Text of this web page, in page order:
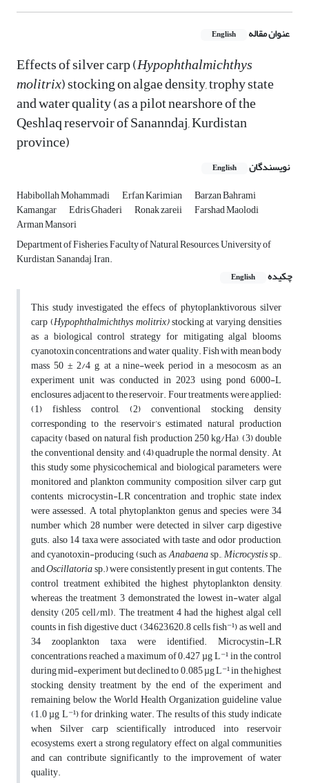
عنوان مقاله English
Effects of silver carp (Hypophthalmichthys
molitrix) stocking on algae density, trophy state
and water quality (as a pilot nearshore of the
Qeshlaq reservoir of Sananndaj, Kurdistan
province)
نویسندگان English
Habibollah Mohammadi Erfan Karimian Barzan Bahrami
Kamangar Edris Ghaderi Ronak zareii Farshad Maolodi
Arman Mansori
Department of Fisheries, Faculty of Natural Resources, University of
Kurdistan, Sanandaj, Iran.
چکیده
English
This study investigated the effecs of phytoplanktivorous silver
carp (Hypophthalmichthys molitrix)stocking at varying densities
as a biological control strategy for mitigating algal blooms,
cyanotoxin concentrations and water quality. Fish with mean body
mass 50 ± 2/4 g, at a nine-week period in a mesocosm as an
experiment unit was conducted in 2023 using pond 6,000-L
enclosures adjacent to the reservoir. Four treatments were applied:
(1) fishless control, (2) conventional stocking density
corresponding to the reservoir’s estimated natural production
capacity (based on natural fish production 250 kg/Ha), (3) double
the conventional density, and (4) quadruple the normal density. At
this study some physicochemical and biological parameters, were
monitored and plankton community composition, silver carp gut
contents, microcystin-LR concentration and trophic state index
were assessed. A total phytoplankton genus and species were 34
number which 28 number were detected in silver carp digestive
guts. also 14 taxa were associated with taste and odor production,
and cyanotoxin-producing (such asAnabaenasp.,Microcystissp.,
andOscillatoriasp.) were consistently present in gut contents. The
control treatment exhibited the highest phytoplankton density,
whereas the treatment 3 demonstrated the lowest in-water algal
density (205 cell/ml). The treatment 4 had the highest algal cell
counts in fish digestive duct (34,623,620.8 cells fish⁻¹) as well and
34 zooplankton taxa were identified. Microcystin-LR
concentrations reached a maximum of 0.427 µg L⁻¹ in the control
during mid-experiment but declined to 0.085 µg L⁻¹ in the highest
stocking density treatment by the end of the experiment and
remaining below the World Health Organization guideline value
(1.0 µg L⁻¹) for drinking water. The results of this study indicate
when Silver carp scientifically introduced into reservoir
ecosystems, exert a strong regulatory effect on algal communities
and can contribute significantly to the improvement of water
quality.